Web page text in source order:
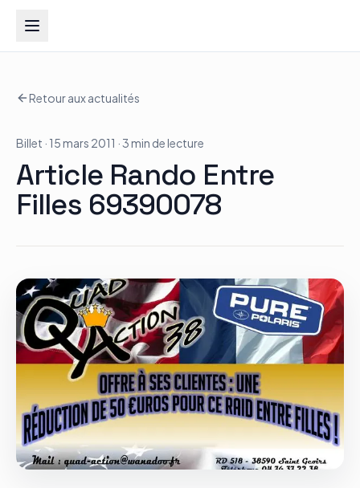
Accueil
RZR
ATV
RGR
Tous les modèles
Actualités
Le groupe
Contact
Retour aux actualités
Billet · 15 mars 2011 · 3 min de lecture
Article Rando Entre
Filles 69390078